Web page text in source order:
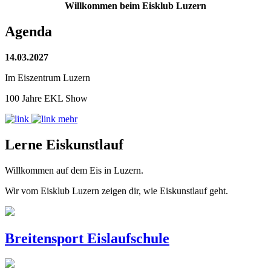
Willkommen beim Eisklub Luzern
Agenda
14.03.2027
Im Eiszentrum Luzern
100 Jahre EKL Show
mehr
Lerne Eiskunstlauf
Willkommen auf dem Eis in Luzern.
Wir vom Eisklub Luzern zeigen dir, wie Eiskunstlauf geht.
Breitensport Eislaufschule